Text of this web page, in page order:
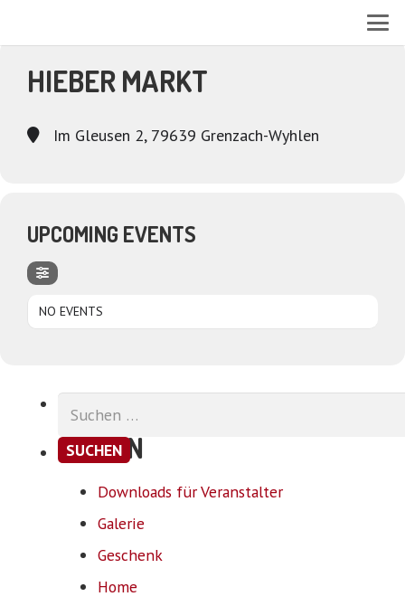
HIEBER MARKT
Im Gleusen 2, 79639 Grenzach-Wyhlen
UPCOMING EVENTS
NO EVENTS
nach:
SEITEN
Downloads für Veranstalter
Galerie
Geschenk
Home